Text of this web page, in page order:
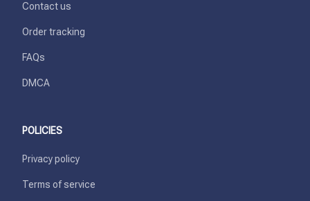
Contact us
Order tracking
FAQs
DMCA
POLICIES
Privacy policy
Terms of service